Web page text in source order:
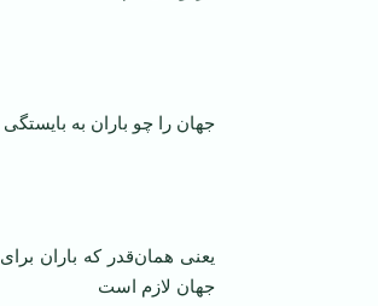
جهان را چو باران به بایستگی
یعنی همان‌قدر که باران برای
جهان لازم است